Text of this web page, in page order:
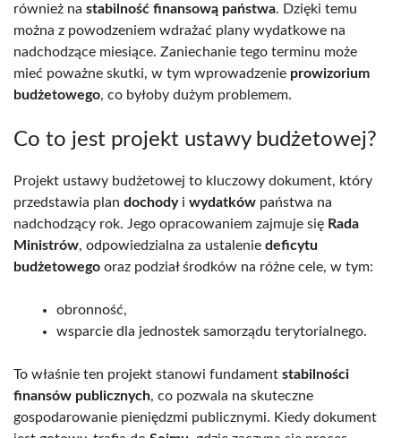
również na stabilność finansową państwa. Dzięki temu
można z powodzeniem wdrażać plany wydatkowe na
nadchodzące miesiące. Zaniechanie tego terminu może
mieć poważne skutki, w tym wprowadzenie prowizorium
budżetowego, co byłoby dużym problemem.
Co to jest projekt ustawy budżetowej?
Projekt ustawy budżetowej to kluczowy dokument, który
przedstawia plan dochodyi wydatków państwa na
nadchodzący rok. Jego opracowaniem zajmuje się Rada
Ministrów, odpowiedzialna za ustalenie deficytu
budżetowego oraz podział środków na różne cele, w tym:
obronność,
wsparcie dla jednostek samorządu terytorialnego.
To właśnie ten projekt stanowi fundament stabilności
finansów publicznych, co pozwala na skuteczne
gospodarowanie pieniędzmi publicznymi. Kiedy dokument